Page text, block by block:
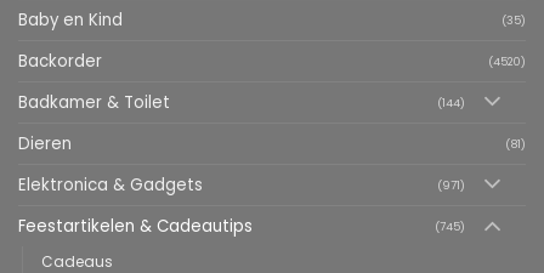
Baby en Kind (35)
Backorder (4520)
Badkamer & Toilet (144)
Dieren (81)
Elektronica & Gadgets (971)
Feestartikelen & Cadeautips (745)
Cadeaus